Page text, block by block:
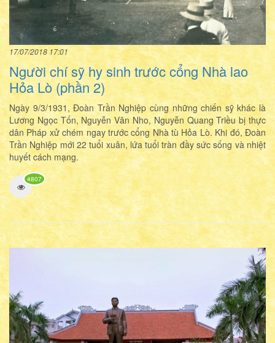
17/07/2018 17:01
Người chí sỹ hy sinh trước cổng Nhà lao
Hỏa Lò (phần 2)
Ngày 9/3/1931, Đoàn Trần Nghiệp cùng những chiến sỹ khác là
Lương Ngọc Tốn, Nguyễn Văn Nho, Nguyễn Quang Triều bị thực
dân Pháp xử chém ngay trước cổng Nhà tù Hỏa Lò. Khi đó, Đoàn
Trần Nghiệp mới 22 tuổi xuân, lứa tuổi tràn đầy sức sống và nhiệt
huyết cách mạng.
4807